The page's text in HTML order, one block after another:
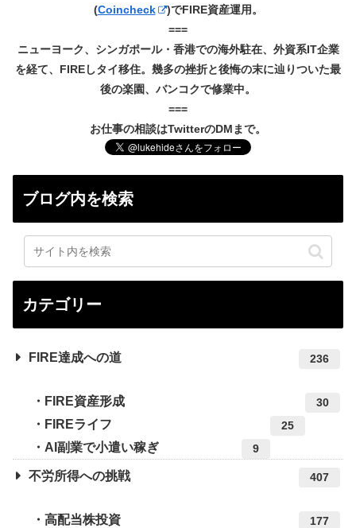
(Coincheck
)でFIRE資産運用。
===
ニューヨーク、シンガポール・香港での海外駐在、外資系IT企業
を経て、FIREしタイ移住。幾多の挫折と後悔の末に辿りついた最
後の楽園、バンコクで修業中。
===
お仕事の相談はTwitterのDMまで。
ブログ内を検索
カテゴリー
FIRE達成への道 236
FIRE資産形成 30
FIREライフ 25
AI副業で小遣い稼ぎ 9
不労所得への挑戦 407
高配当株投資 177